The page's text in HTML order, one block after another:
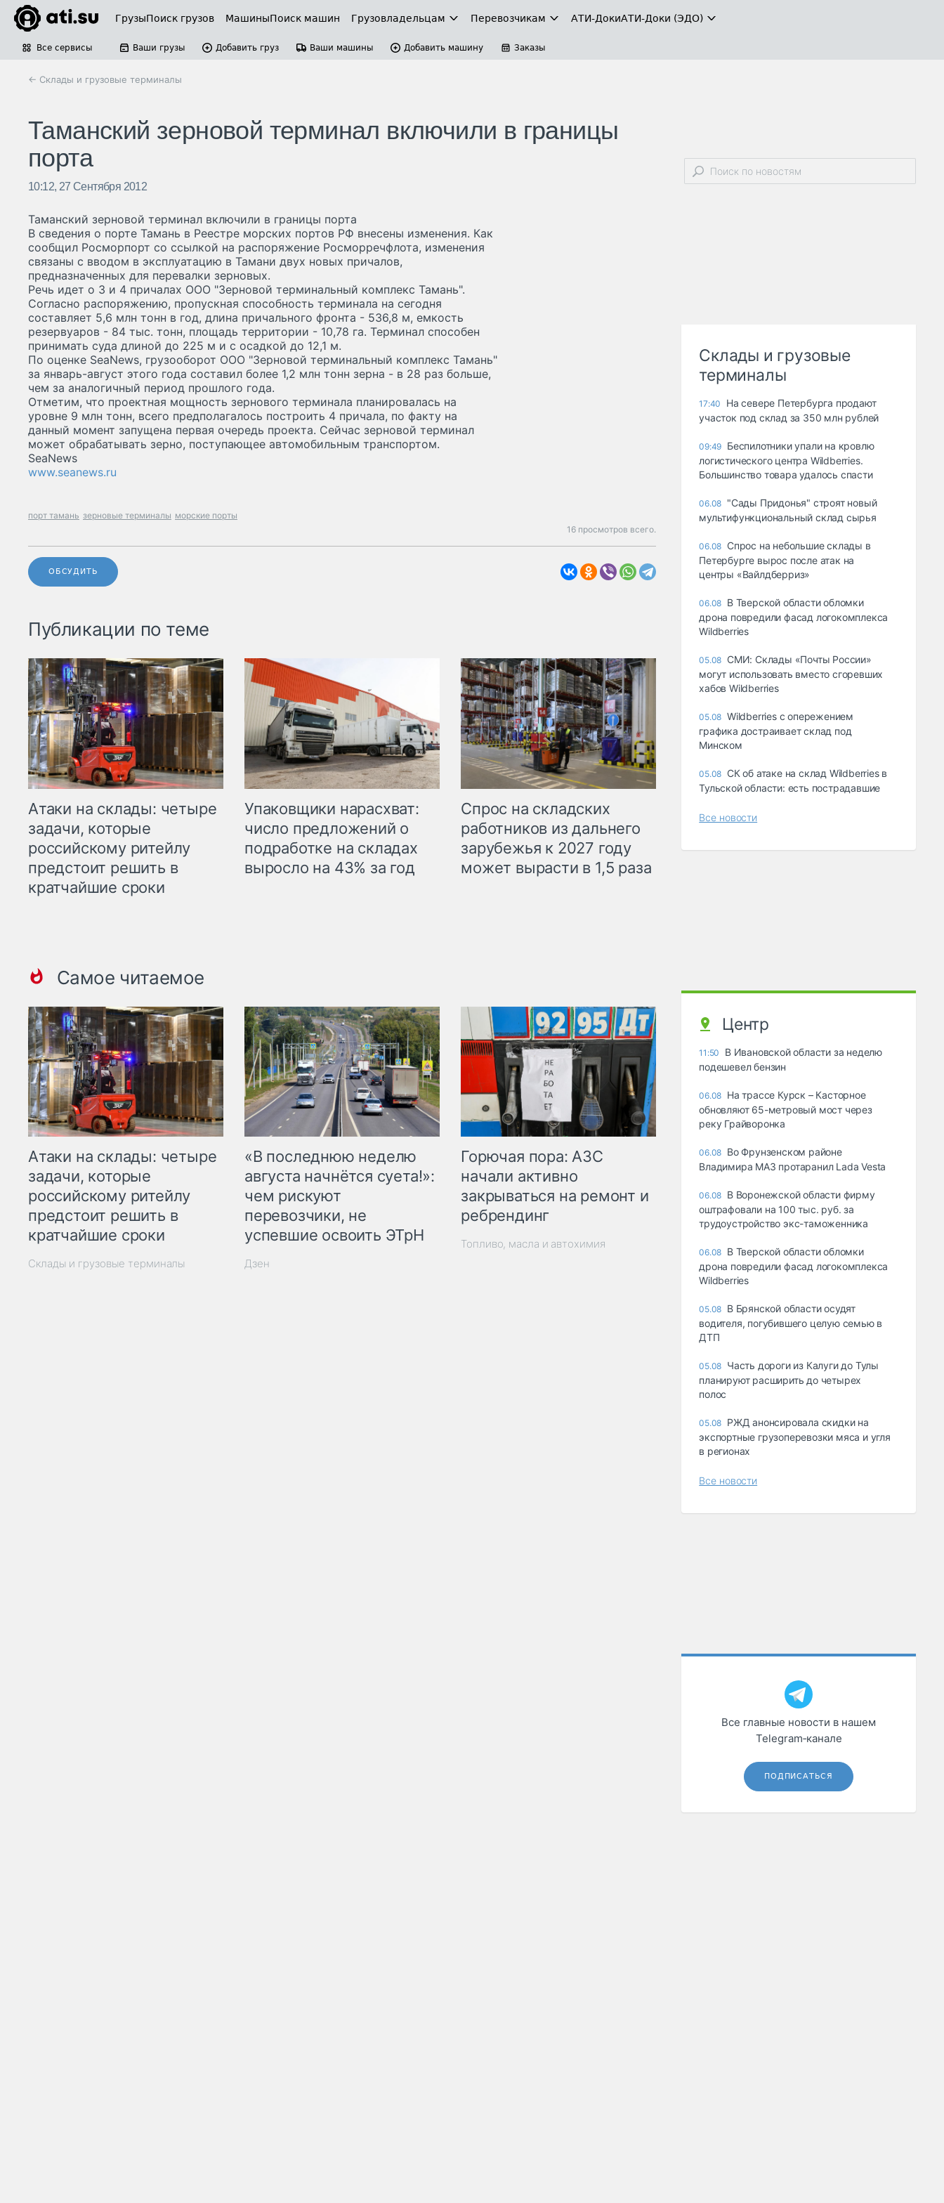
ГрузыПоиск грузов МашиныПоиск машин Грузовладельцам Перевозчикам АТИ-ДокиАТИ-Доки (ЭДО)
Все сервисы Ваши грузы Добавить груз Ваши машины Добавить машину Заказы
← Склады и грузовые терминалы
Таманский зерновой терминал включили в границы
порта
10:12, 27 Сентября 2012
Таманский зерновой терминал включили в границы порта
В сведения о порте Тамань в Реестре морских портов РФ внесены изменения. Как
сообщил Росморпорт со ссылкой на распоряжение Росморречфлота, изменения
связаны с вводом в эксплуатацию в Тамани двух новых причалов,
предназначенных для перевалки зерновых.
Речь идет о 3 и 4 причалах ООО "Зерновой терминальный комплекс Тамань".
Согласно распоряжению, пропускная способность терминала на сегодня
составляет 5,6 млн тонн в год, длина причального фронта - 536,8 м, емкость
резервуаров - 84 тыс. тонн, площадь территории - 10,78 га. Терминал способен
принимать суда длиной до 225 м и с осадкой до 12,1 м.
По оценке SeaNews, грузооборот ООО "Зерновой терминальный комплекс Тамань"
за январь-август этого года составил более 1,2 млн тонн зерна - в 28 раз больше,
чем за аналогичный период прошлого года.
Отметим, что проектная мощность зернового терминала планировалась на
уровне 9 млн тонн, всего предполагалось построить 4 причала, по факту на
данный момент запущена первая очередь проекта. Сейчас зерновой терминал
может обрабатывать зерно, поступающее автомобильным транспортом.
SeaNews
www.seanews.ru
порт тамань зерновые терминалы морские порты
16 просмотров всего.
ОБСУДИТЬ
Публикации по теме
Атаки на склады: четыре
задачи, которые
российскому ритейлу
предстоит решить в
кратчайшие сроки
Упаковщики нарасхват:
число предложений о
подработке на складах
выросло на 43% за год
Спрос на складских
работников из дальнего
зарубежья к 2027 году
может вырасти в 1,5 раза
Самое читаемое
Атаки на склады: четыре
задачи, которые
российскому ритейлу
предстоит решить в
кратчайшие сроки
Склады и грузовые терминалы
«В последнюю неделю
августа начнётся суета!»:
чем рискуют
перевозчики, не
успевшие освоить ЭТрН
Дзен
Горючая пора: АЗС
начали активно
закрываться на ремонт и
ребрендинг
Топливо, масла и автохимия
Склады и грузовые
терминалы
17:40
На севере Петербурга продают
участок под склад за 350 млн рублей
09:49 Беспилотники упали на кровлю
логистического центра Wildberries.
Большинство товара удалось спасти
06.08 "Сады Придонья" строят новый
мультифункциональный склад сырья
06.08 Спрос на небольшие склады в
Петербурге вырос после атак на
центры «Вайлдберриз»
06.08 В Тверской области обломки
дрона повредили фасад логокомплекса
Wildberries
05.08 СМИ: Склады «Почты России»
могут использовать вместо сгоревших
хабов Wildberries
05.08 Wildberries с опережением
графика достраивает склад под
Минском
05.08 СК об атаке на склад Wildberries в
Тульской области: есть пострадавшие
Все новости
Центр
11:50
В Ивановской области за неделю
подешевел бензин
06.08 На трассе Курск – Касторное
обновляют 65-метровый мост через
реку Грайворонка
06.08 Во Фрунзенском районе
Владимира МАЗ протаранил Lada Vesta
06.08 В Воронежской области фирму
оштрафовали на 100 тыс. руб. за
трудоустройство экс-таможенника
06.08 В Тверской области обломки
дрона повредили фасад логокомплекса
Wildberries
05.08 В Брянской области осудят
водителя, погубившего целую семью в
ДТП
05.08 Часть дороги из Калуги до Тулы
планируют расширить до четырех
полос
05.08 РЖД анонсировала скидки на
экспортные грузоперевозки мяса и угля
в регионах
Все новости
Все главные новости в нашем
Telegram‑канале
ПОДПИСАТЬСЯ